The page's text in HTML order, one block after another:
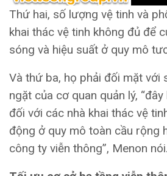
Thứ hai, số lượng vệ tinh và
khai thác vệ tinh không đủ để
sóng và hiệu suất ở quy mô
Và thứ ba, họ phải đối mặt với
ngặt của cơ quan quản lý,
đối với các nhà khai thác vệ
động ở quy mô toàn cầu rộng
công ty viễn thông”, Menon nói.